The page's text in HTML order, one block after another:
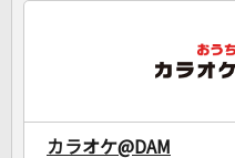
カラオケ@DAM